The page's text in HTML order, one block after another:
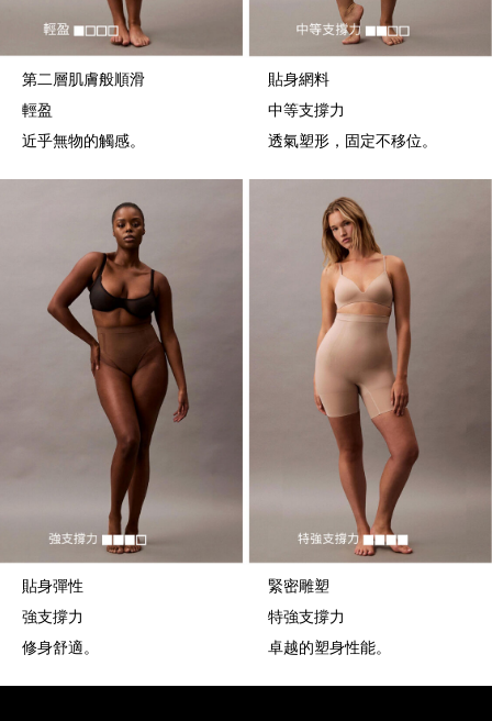
第二層肌膚般順滑
輕盈
近乎無物的觸感。
貼身網料
中等支撐力
透氣塑形，固定不移位。
貼身彈性
強支撐力
修身舒適。
緊密雕塑
特強支撐力
卓越的塑身性能。